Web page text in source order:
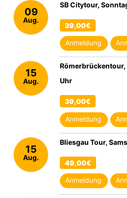
09
Aug.
2026
SB Citytour,
39,00€
Anmeldung
15
Aug.
2026
Römerbrückentour,
Uhr
39,00€
Anmeldung
15
Aug.
2026
Bliesgau Tour,
49,00€
Anmeldung